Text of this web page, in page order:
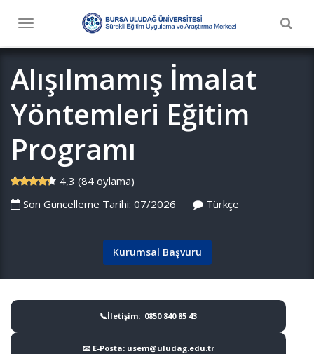
Toggle
Alışılmamış İmalat
Yöntemleri Eğitim
Programı
4,3 (84 oylama)
Son Güncelleme Tarihi: 07/2026
Türkçe
Kurumsal Başvuru
📞İletişim: 0850 840 85 43
📧 E-Posta: usem@uludag.edu.tr